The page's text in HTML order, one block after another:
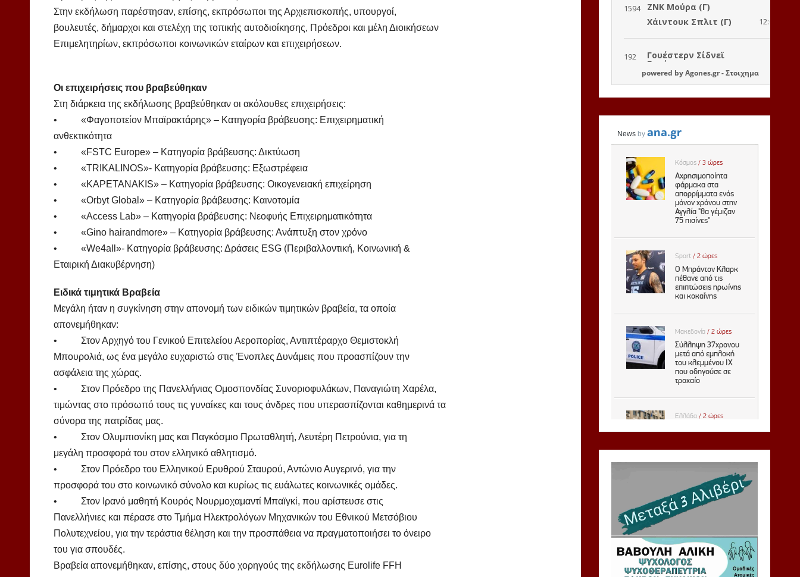
Στην εκδήλωση παρέστησαν, επίσης, εκπρόσωποι της Αρχιεπισκοπής, υπουργοί,
βουλευτές, δήμαρχοι και στελέχη της τοπικής αυτοδιοίκησης, Πρόεδροι και μέλη Διοικήσεων
Επιμελητηρίων, εκπρόσωποι κοινωνικών εταίρων και επιχειρήσεων.
Οι επιχειρήσεις που βραβεύθηκαν
Στη διάρκεια της εκδήλωσης βραβεύθηκαν οι ακόλουθες επιχειρήσεις:
• «Φαγοποτείον Μπαϊρακτάρης» – Κατηγορία βράβευσης: Επιχειρηματική
ανθεκτικότητα
• «FSTC Europe» – Κατηγορία βράβευσης: Δικτύωση
• «TRIKALINOS»- Κατηγορία βράβευσης: Εξωστρέφεια
• «KAPETANAKIS» – Κατηγορία βράβευσης: Οικογενειακή επιχείρηση
• «Οrbyt Global» – Κατηγορία βράβευσης: Καινοτομία
• «Access Lab» – Κατηγορία βράβευσης: Νεοφυής Επιχειρηματικότητα
• «Gino hairandmore» – Κατηγορία βράβευσης: Ανάπτυξη στον χρόνο
• «We4all»- Κατηγορία βράβευσης: Δράσεις ESG (Περιβαλλοντική, Κοινωνική &
Εταιρική Διακυβέρνηση)
Ειδικά τιμητικά Βραβεία
Μεγάλη ήταν η συγκίνηση στην απονομή των ειδικών τιμητικών βραβεία, τα οποία
απονεμήθηκαν:
• Στον Αρχηγό του Γενικού Επιτελείου Αεροπορίας, Αντιπτέραρχο Θεμιστοκλή
Μπουρολιά, ως ένα μεγάλο ευχαριστώ στις Ένοπλες Δυνάμεις που προασπίζουν την
ασφάλεια της χώρας.
• Στον Πρόεδρο της Πανελλήνιας Ομοσπονδίας Συνοριοφυλάκων, Παναγιώτη Χαρέλα,
τιμώντας στο πρόσωπό τους τις γυναίκες και τους άνδρες που υπερασπίζονται καθημερινά τα
σύνορα της πατρίδας μας.
• Στον Ολυμπιονίκη μας και Παγκόσμιο Πρωταθλητή, Λευτέρη Πετρούνια, για τη
μεγάλη προσφορά του στον ελληνικό αθλητισμό.
• Στον Πρόεδρο του Ελληνικού Ερυθρού Σταυρού, Αντώνιο Αυγερινό, για την
προσφορά του στο κοινωνικό σύνολο και κυρίως τις ευάλωτες κοινωνικές ομάδες.
• Στον Ιρανό μαθητή Κουρός Νουρμοχαμαντί Μπαϊγκί, που αρίστευσε στις
Πανελλήνιες και πέρασε στο Τμήμα Ηλεκτρολόγων Μηχανικών του Εθνικού Μετσόβιου
Πολυτεχνείου, για την τεράστια θέληση και την προσπάθεια να πραγματοποιήσει το όνειρο
του για σπουδές.
Βραβεία απονεμήθηκαν, επίσης, στους δύο χορηγούς της εκδήλωσης Eurolife FFH
powered byAgones.gr-Στοιχημα